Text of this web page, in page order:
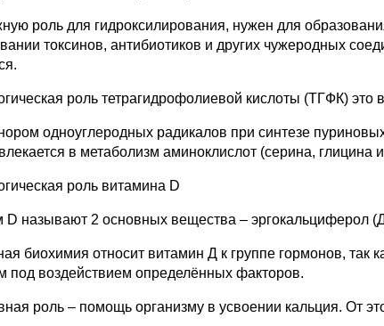
роль для гидроксилирования, нужен для
токсинов, антибиотиков и других чужеродных
роль тетрагидрофолиевой кислоты (ТГФК) это
одноуглеродных радикалов при синтезе
в метаболизм аминоклислот (серина, глицина
роль витамина D
D называют 2 основных вещества – эргокальциферол
биохимия относит витамин Д к группе гормонов, так
под воздействием определённых факторов.
роль – помощь организму в усвоении кальция. От